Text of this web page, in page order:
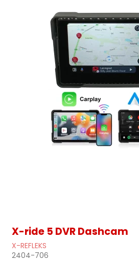
X-ride 5 DVR Dashcam
X-REFLEKS
2404-706